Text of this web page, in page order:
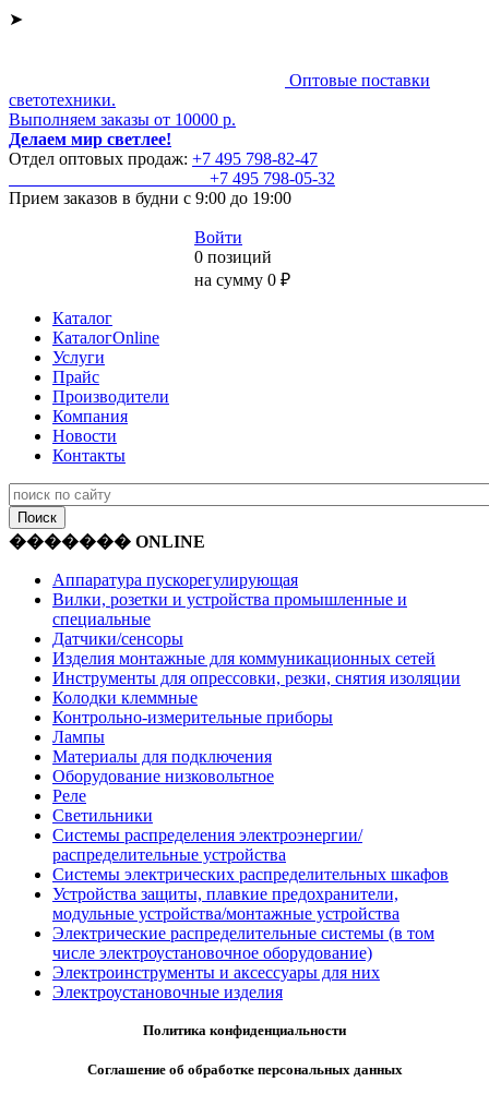
➤
Оптовые поставки
светотехники.
Выполняем заказы от 10000 р.
Делаем мир светлее!
Отдел оптовых продаж: +7 495 798-82-47
+7 495 798-05-32
Прием заказов в будни с 9:00 до 19:00
Войти
0 позиций
на сумму 0 ₽
Каталог
КаталогOnline
Услуги
Прайс
Производители
Компания
Новости
Контакты
������� ONLINE
Аппаратура пускорегулирующая
Вилки, розетки и устройства промышленные и
специальные
Датчики/сенсоры
Изделия монтажные для коммуникационных сетей
Инструменты для опрессовки, резки, снятия изоляции
Колодки клеммные
Контрольно-измерительные приборы
Лампы
Материалы для подключения
Оборудование низковольтное
Реле
Светильники
Системы распределения электроэнергии/
распределительные устройства
Системы электрических распределительных шкафов
Устройства защиты, плавкие предохранители,
модульные устройства/монтажные устройства
Электрические распределительные системы (в том
числе электроустановочное оборудование)
Электроинструменты и аксессуары для них
Электроустановочные изделия
Политика конфиденциальности
Соглашение об обработке персональных данных